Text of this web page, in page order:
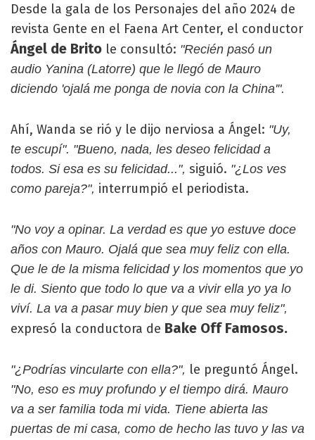
Desde la gala de los Personajes del año 2024 de
revista Gente en el Faena Art Center, el conductor
Ángel de Brito le consultó: "Recién pasó un
audio Yanina (Latorre) que le llegó de Mauro
diciendo 'ojalá me ponga de novia con la China'".
Ahí, Wanda se rió y le dijo nerviosa a Ángel: "Uy,
te escupí". "Bueno, nada, les deseo felicidad a
todos. Si esa es su felicidad...", siguió. "¿Los ves
como pareja?", interrumpió el periodista.
"No voy a opinar. La verdad es que yo estuve doce
años con Mauro. Ojalá que sea muy feliz con ella.
Que le de la misma felicidad y los momentos que yo
le di. Siento que todo lo que va a vivir ella yo ya lo
viví. La va a pasar muy bien y que sea muy feliz",
expresó la conductora de Bake Off Famosos.
"¿Podrías vincularte con ella?", le preguntó Ángel.
"No, eso es muy profundo y el tiempo dirá. Mauro
va a ser familia toda mi vida. Tiene abierta las
puertas de mi casa, como de hecho las tuvo y las va